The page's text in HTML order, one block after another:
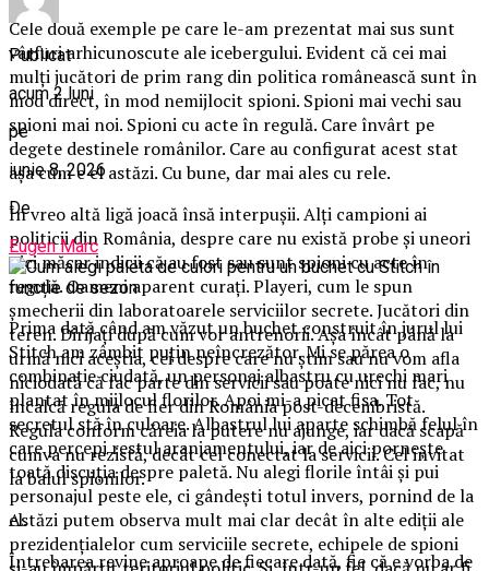
Cele două exemple pe care le-am prezentat mai sus sunt
vârfuri arhicunoscute ale icebergului. Evident că cei mai
mulți jucători de prim rang din politica românească sunt în
mod direct, în mod nemijlocit spioni. Spioni mai vechi sau
spioni mai noi. Spioni cu acte în regulă. Care învârt pe
degete destinele românilor. Care au configurat acest stat
așa cum e el astăzi. Cu bune, dar mai ales cu rele.
În vreo altă ligă joacă însă interpușii. Alți campioni ai
politicii din România, despre care nu există probe și uneori
nici măcar indicii că au fost sau sunt spioni cu acte în
regulă. Oameni aparent curați. Playeri, cum le spun
șmecherii din laboratoarele serviciilor secrete. Jucători din
teren. Dirijați după cum vor antrenorii. Așa încât până la
urmă nici aceștia, cei despre care nu știm sau nu vom afla
niciodată că fac parte din servicii sau poate nici nu fac, nu
încalcă regula de fier din România post-decembristă.
Regula conform căreia la putere nu ajunge, iar dacă scapă
cumva nu rezistă, decât cel conectat la servicii. Cel invitat
la balul spionilor.
Astăzi putem observa mult mai clar decât în alte ediții ale
prezidențialelor cum serviciile secrete, echipele de spioni
Publicat
acum 2 luni
pe
iunie 8, 2026
De
Eugen Marc
Prima dată când am văzut un buchet construit în jurul lui
Stitch am zâmbit puțin neîncrezător. Mi se părea o
combinație ciudată, un personaj albastru cu urechi mari
plantat în mijlocul florilor. Apoi mi-a picat fisa. Tot
secretul stă în culoare. Albastrul lui aparte schimbă felul în
care percepi restul aranjamentului, iar de aici pornește
toată discuția despre paletă. Nu alegi florile întâi și pui
personajul peste ele, ci gândești totul invers, pornind de la
el.
Întrebarea revine aproape de fiecare dată, fie că e vorba de